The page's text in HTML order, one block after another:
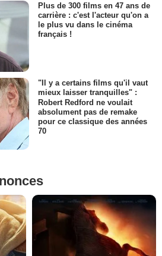
Plus de 300 films en 47 ans de
carrière : c'est l'acteur qu'on a
le plus vu dans le cinéma
français !
"Il y a certains films qu'il vaut
mieux laisser tranquilles" :
Robert Redford ne voulait
absolument pas de remake
pour ce classique des années
70